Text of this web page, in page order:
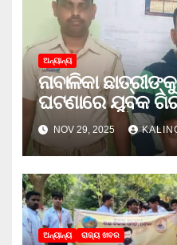
ଅନ୍ୟାନ୍ୟ
ନାବାଳିକା
ଘଟଣାରେ ଯୁବକ
NOV 29, 2025
ଅନ୍ୟାନ୍ୟ ରାଜ୍ୟ ଖବର